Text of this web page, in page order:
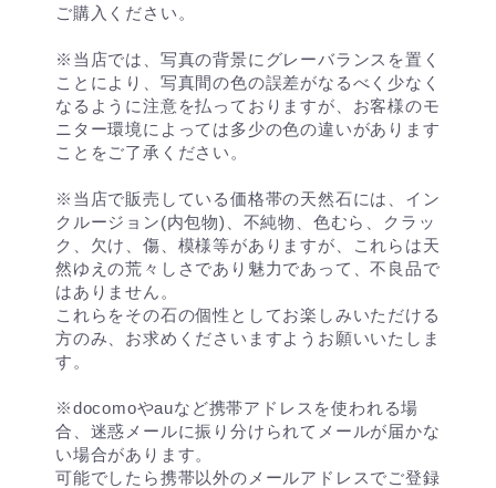
ご購入ください。
※当店では、写真の背景にグレーバランスを置く
ことにより、写真間の色の誤差がなるべく少なく
なるように注意を払っておりますが、お客様のモ
ニター環境によっては多少の色の違いがあります
ことをご了承ください。
※当店で販売している価格帯の天然石には、イン
クルージョン(内包物)、不純物、色むら、クラッ
ク、欠け、傷、模様等がありますが、これらは天
然ゆえの荒々しさであり魅力であって、不良品で
はありません。
これらをその石の個性としてお楽しみいただける
方のみ、お求めくださいますようお願いいたしま
す。
※docomoやauなど携帯アドレスを使われる場
合、迷惑メールに振り分けられてメールが届かな
い場合があります。
可能でしたら携帯以外のメールアドレスでご登録